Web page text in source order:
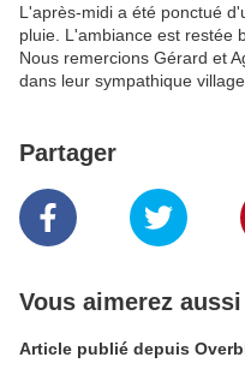
L'après-midi a été ponctué
pluie. L'ambiance est restée
Nous remercions Gérard et
dans leur sympathique village.
Partager
Vous aimerez aussi
Article publié